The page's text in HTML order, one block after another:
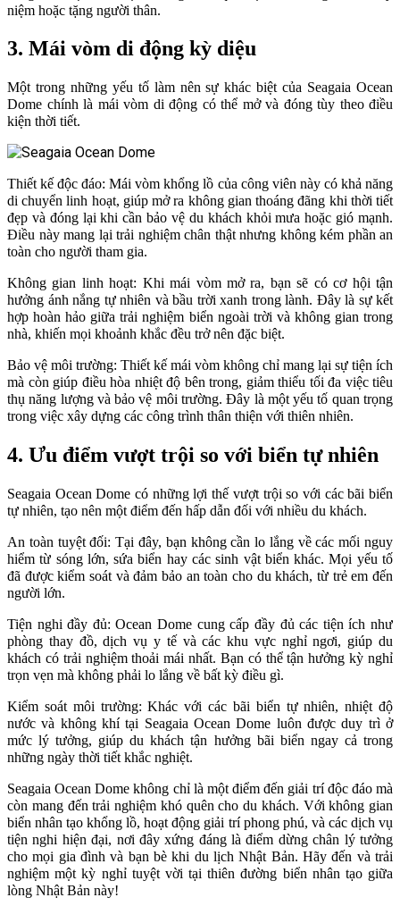
niệm hoặc tặng người thân.
3. Mái vòm di động kỳ diệu
Một trong những yếu tố làm nên sự khác biệt của Seagaia Ocean
Dome chính là mái vòm di động có thể mở và đóng tùy theo điều
kiện thời tiết.
Thiết kế độc đáo: Mái vòm khổng lồ của công viên này có khả năng
di chuyển linh hoạt, giúp mở ra không gian thoáng đãng khi thời tiết
đẹp và đóng lại khi cần bảo vệ du khách khỏi mưa hoặc gió mạnh.
Điều này mang lại trải nghiệm chân thật nhưng không kém phần an
toàn cho người tham gia.
Không gian linh hoạt: Khi mái vòm mở ra, bạn sẽ có cơ hội tận
hưởng ánh nắng tự nhiên và bầu trời xanh trong lành. Đây là sự kết
hợp hoàn hảo giữa trải nghiệm biển ngoài trời và không gian trong
nhà, khiến mọi khoảnh khắc đều trở nên đặc biệt.
Bảo vệ môi trường: Thiết kế mái vòm không chỉ mang lại sự tiện ích
mà còn giúp điều hòa nhiệt độ bên trong, giảm thiểu tối đa việc tiêu
thụ năng lượng và bảo vệ môi trường. Đây là một yếu tố quan trọng
trong việc xây dựng các công trình thân thiện với thiên nhiên.
4. Ưu điểm vượt trội so với biển tự nhiên
Seagaia Ocean Dome có những lợi thế vượt trội so với các bãi biển
tự nhiên, tạo nên một điểm đến hấp dẫn đối với nhiều du khách.
An toàn tuyệt đối: Tại đây, bạn không cần lo lắng về các mối nguy
hiểm từ sóng lớn, sứa biển hay các sinh vật biển khác. Mọi yếu tố
đã được kiểm soát và đảm bảo an toàn cho du khách, từ trẻ em đến
người lớn.
Tiện nghi đầy đủ: Ocean Dome cung cấp đầy đủ các tiện ích như
phòng thay đồ, dịch vụ y tế và các khu vực nghỉ ngơi, giúp du
khách có trải nghiệm thoải mái nhất. Bạn có thể tận hưởng kỳ nghỉ
trọn vẹn mà không phải lo lắng về bất kỳ điều gì.
Kiểm soát môi trường: Khác với các bãi biển tự nhiên, nhiệt độ
nước và không khí tại Seagaia Ocean Dome luôn được duy trì ở
mức lý tưởng, giúp du khách tận hưởng bãi biển ngay cả trong
những ngày thời tiết khắc nghiệt.
Seagaia Ocean Dome không chỉ là một điểm đến giải trí độc đáo mà
còn mang đến trải nghiệm khó quên cho du khách. Với không gian
biển nhân tạo khổng lồ, hoạt động giải trí phong phú, và các dịch vụ
tiện nghi hiện đại, nơi đây xứng đáng là điểm dừng chân lý tưởng
cho mọi gia đình và bạn bè khi du lịch Nhật Bản. Hãy đến và trải
nghiệm một kỳ nghỉ tuyệt vời tại thiên đường biển nhân tạo giữa
lòng Nhật Bản này!